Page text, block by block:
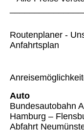
Routenplaner -
Anfahrtsplan
Auto
Bundesautobahn
Hamburg –
Abfahrt